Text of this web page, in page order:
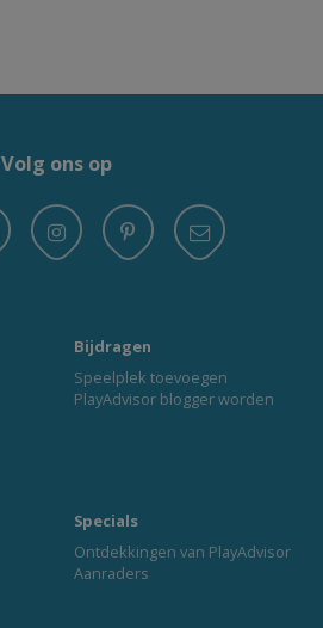
Volg ons op
Bijdragen
Speelplek toevoegen
PlayAdvisor blogger worden
Specials
Ontdekkingen van PlayAdvisor
Aanraders